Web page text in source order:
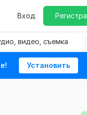
Вход
видео, съемка
Установить